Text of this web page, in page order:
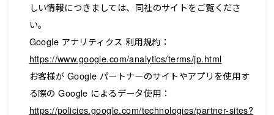
しい情報につきましては、同社のサイトをご覧くださ
い。
Google アナリティクス 利用規約：
https://www.google.com/analytics/terms/jp.html
お客様が Google パートナーのサイトやアプリを使用す
る際の Google によるデータ使用：
https://policies.google.com/technologies/partner-sites?